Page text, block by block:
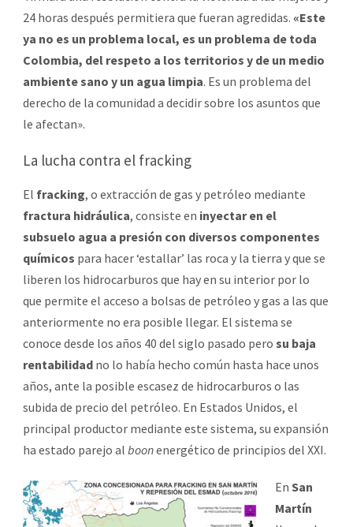
24 horas después permitiera que fueran agredidas. «Este
ya no es un problema local, es un problema de toda
Colombia, del respeto a los territorios y de un medio
ambiente sano y un agua limpia. Es un problema del
derecho de la comunidad a decidir sobre los asuntos que
le afectan».
La lucha contra el fracking
El fracking, o extracción de gas y petróleo mediante
fractura hidráulica, consiste en inyectar en el
subsuelo agua a presión con diversos componentes
químicos para hacer ‘estallar’ las roca y la tierra y que se
liberen los hidrocarburos que hay en su interior por lo
que permite el acceso a bolsas de petróleo y gas a las que
anteriormente no era posible llegar. El sistema se
conoce desde los años 40 del siglo pasado pero su baja
rentabilidad no lo había hecho común hasta hace unos
años, ante la posible escasez de hidrocarburos o las
subida de precio del petróleo. En Estados Unidos, el
principal productor mediante este sistema, su expansión
ha estado parejo al boonenergético de principios del XXI.
En San
Martín